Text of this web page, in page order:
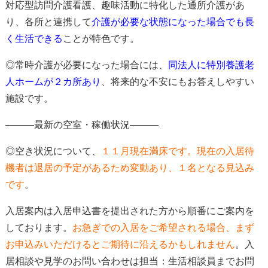
対応型訪問介護看護、趣味活動に特化した通所介護があ
り、各所と連携して介護が必要な状態になった場合でも長
く生活できる ことが特色です。
◎常時介護が必要になった場合には、
同法人に特別養護老
人ホームが２カ所あり
将来的な不安にもお答えしやすい
施設です。
―――最新の空室・稼働状況―――
◎空き状況について、 １１ 月現在満床です。現在の入居待
機者は退居の予定があるため変動あり、１名となる見込み
です。
入居案内は入居申込書を提出された方から順番にご案内を
しております。 お急ぎでの入居をご希望される場合、
まず
お申込みいただけると ご期待に沿えるかもしれません。入
居相談や見学のお問い合わせは担当：生活相談員までお問